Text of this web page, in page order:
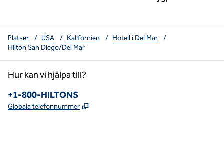
Platser / USA / Kalifornien / Hotell i Del Mar
/
Hilton San Diego/Del Mar
Hur kan vi hjälpa till?
Telefon:
+1-800-HILTONS
Globala telefonnummer ,